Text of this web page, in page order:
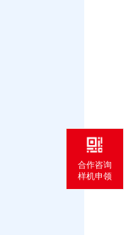
合作咨询
样机申领